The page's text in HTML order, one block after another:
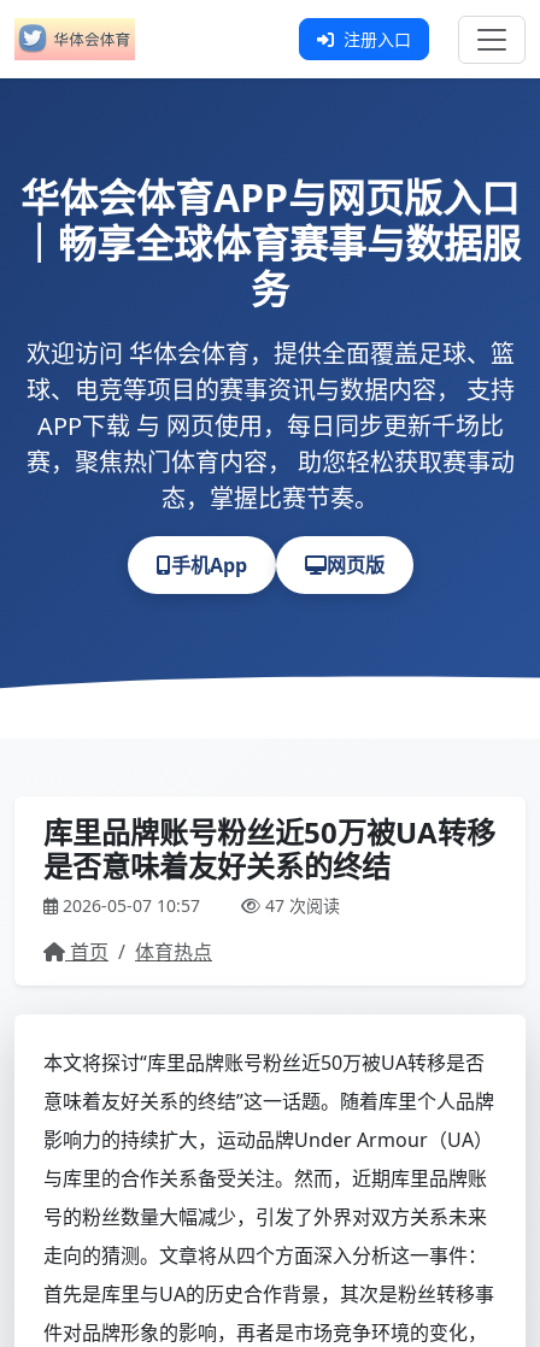
注册入口
华体会体育APP与网页版入口
｜畅享全球体育赛事与数据服
务
欢迎访问 华体会体育，提供全面覆盖足球、篮
球、电竞等项目的赛事资讯与数据内容， 支持
APP下载与 网页使用，每日同步更新千场比
赛，聚焦热门体育内容， 助您轻松获取赛事动
态，掌握比赛节奏。
手机App 网页版
库里品牌账号粉丝近50万被UA转移
是否意味着友好关系的终结
2026-05-07 10:57 47 次阅读
首页 / 体育热点
本文将探讨“库里品牌账号粉丝近50万被UA转移是否
意味着友好关系的终结”这一话题。随着库里个人品牌
影响力的持续扩大，运动品牌Under Armour（UA）
与库里的合作关系备受关注。然而，近期库里品牌账
号的粉丝数量大幅减少，引发了外界对双方关系未来
走向的猜测。文章将从四个方面深入分析这一事件：
首先是库里与UA的历史合作背景，其次是粉丝转移事
件对品牌形象的影响，再者是市场竞争环境的变化，